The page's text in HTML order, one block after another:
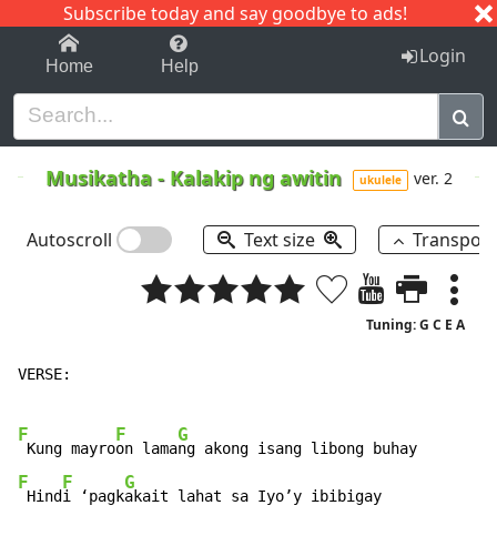
Subscribe today and say goodbye to ads!
1-9 C I J
Home Help Login
Musikatha- Kalakip ng awitin ukulele ver. 2
Autoscroll Text size
Tuning: G C E A
VERSE:
F
Kung mayro
F
on lama
G
F
Hind
F
i ‘pagk
G
akait lahat sa Iyo’y ibibigay